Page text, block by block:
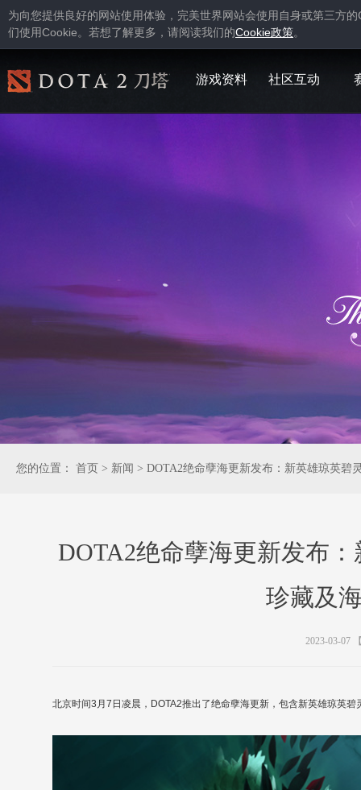
为向您提供良好的网站使用体验，完美世界网站会使用自身或第三方的
们使用Cookie。若想了解更多，请阅读我们的Cookie政策。
游戏资料 社区互动
您的位置： 首页 > 新闻 > DOTA2绝命孽海更新发布：新英雄琼英碧
DOTA2绝命孽海更新发布
珍藏及
2023-03-07
北京时间3月7日凌晨，DOTA2推出了绝命孽海更新，包含新英雄琼英